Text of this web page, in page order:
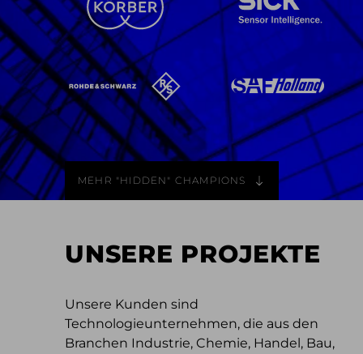
MEHR "HIDDEN" CHAMPIONS
UNSERE PROJEKTE
Unsere Kunden sind
Technologieunternehmen, die aus den
Branchen Industrie, Chemie, Handel, Bau,